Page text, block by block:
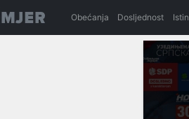
Obećanja Dosljednost